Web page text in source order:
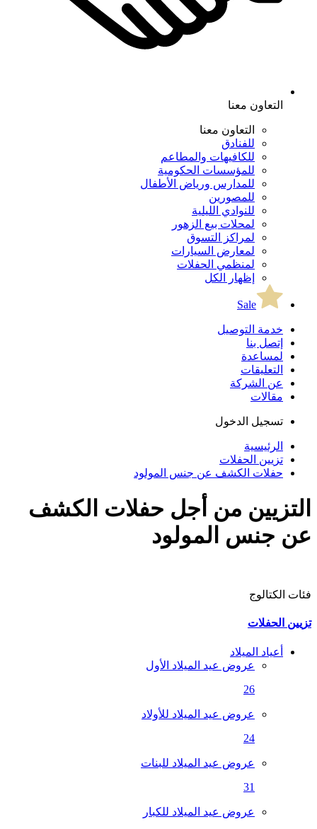
التعاون معنا
التعاون معنا
للفنادق
للكافيهات والمطاعم
للمؤسسات الحكومية
للمدارس ورياض الأطفال
للمصورين
للنوادي الليلية
لمحلات بيع الزهور
لمراكز التسوق
لمعارض السيارات
لمنظمي الحفلات
إظهار الكل
Sale
خدمة التوصيل
إتصل بنا
لمساعدة
التعليقات
عن الشركة
مقالات
تسجيل الدخول
الرئيسية
تزيين الحفلات
حفلات الكشف عن جنس المولود
التزيين من أجل حفلات الكشف
عن جنس المولود
فئات الكتالوج
تزيين الحفلات
أعياد الميلاد
عروض عيد الميلاد الأول
26
عروض عيد الميلاد للأولاد
24
عروض عيد الميلاد للبنات
31
عروض عيد الميلاد للكبار